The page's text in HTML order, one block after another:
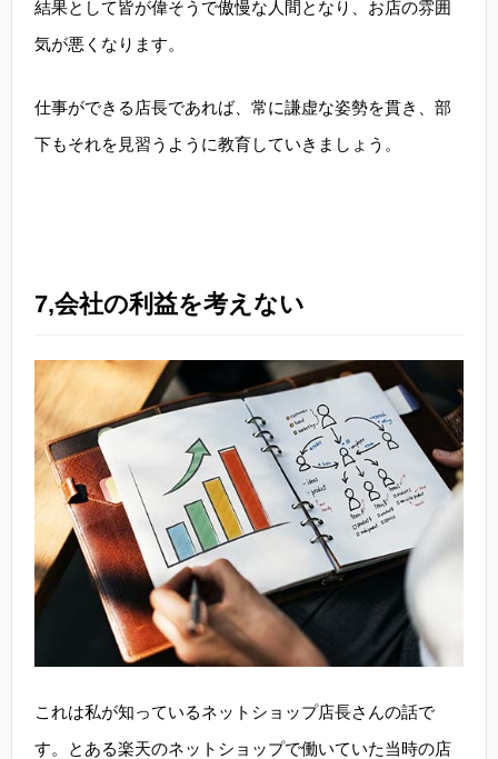
結果として皆が偉そうで傲慢な人間となり、お店の雰囲
気が悪くなります。
仕事ができる店長であれば、常に謙虚な姿勢を貫き、部
下もそれを見習うように教育していきましょう。
7,会社の利益を考えない
これは私が知っているネットショップ店長さんの話で
す。とある楽天のネットショップで働いていた当時の店